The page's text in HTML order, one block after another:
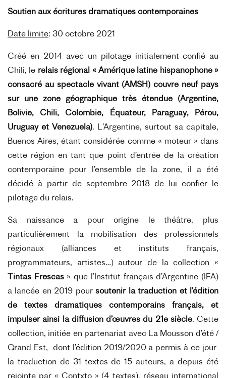
Soutien aux écritures dramatiques contemporaines
Date limite: 30 octobre 2021
Créé en 2014 avec un pilotage initialement confié au
Chili, le relais régional « Amérique latine hispanophone »
consacré au spectacle vivant (AMSH) couvre neuf pays
sur une zone géographique très étendue (Argentine,
Bolivie, Chili, Colombie, Équateur, Paraguay, Pérou,
Uruguay et Venezuela). L’Argentine, surtout sa capitale,
Buenos Aires, étant considérée comme « moteur » dans
cette région en tant que point d’entrée de la création
contemporaine pour l’ensemble de la zone, il a été
décidé à partir de septembre 2018 de lui confier le
pilotage du relais.
Sa naissance a pour origine le théâtre, plus
particulièrement la mobilisation des professionnels
régionaux (alliances et instituts français,
programmateurs, artistes…) autour de la collection «
Tintas Frescas» que l’Institut français d’Argentine (IFA)
a lancée en 2019 poursoutenir la traduction et l’édition
de textes dramatiques contemporains français, et
impulser ainsi la diffusion d’œuvres du 21e siècle. Cette
collection, initiée en partenariat avec La Mousson d’été /
Grand Est, dont l’édition 2019/2020 a permis à ce jour
la traduction de 31 textes de 15 auteurs, a depuis été
rejointe par « Contxto » (4 textes), réseau international